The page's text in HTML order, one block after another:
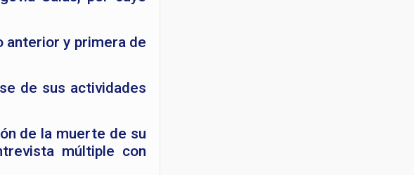
anterior y primera de
de sus actividades
de la muerte de su
múltiple con